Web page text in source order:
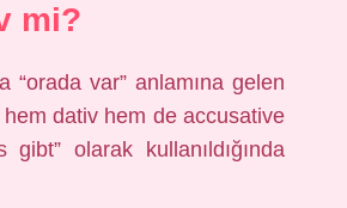
mi?
“orada var” anlamına gelen
hem dativ hem de accusative
olarak kullanıldığında